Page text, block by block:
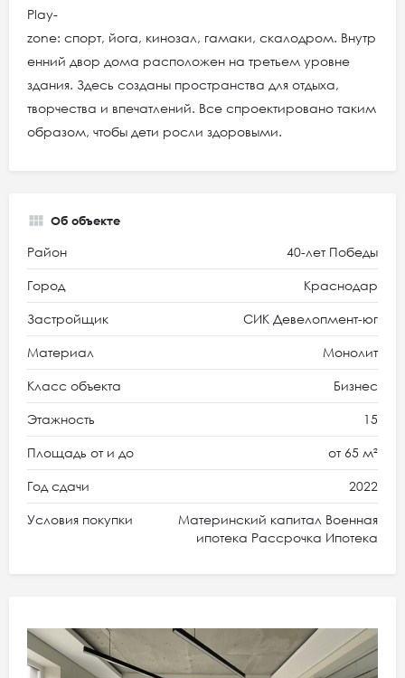
Play-
zone: спорт, йога, кинозал, гамаки, скалодром. Внутр
енний двор дома расположен на третьем уровне
здания. Здесь созданы пространства для отдыха,
творчества и впечатлений. Все спроектировано таким
образом, чтобы дети росли здоровыми.
Об объекте
Район 40-лет Победы
Город Краснодар
Застройщик СИК Девелопмент-юг
Материал Монолит
Класс объекта Бизнес
Этажность 15
Площадь от и до от 65 м²
Год сдачи 2022
Условия покупки
Материнский капитал Военная
ипотека Рассрочка Ипотека